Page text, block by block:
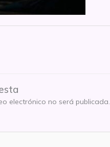
electrónico no será publicada.